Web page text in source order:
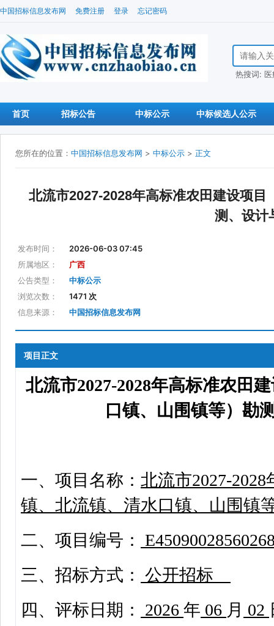
中国招标信息发布网 免费注册 登录 忘记密码
搜索招标信
热搜词:
首页 招标公告 中标公示 中标候选人公示
您所在的位置： 中国招标信息发布网 > 中标公示 > 正文
北流市2027-2028年高标准农田建设项
测、设计
发布时间：
2026-06-03 07:45
所属地区：
广西
公告类型：
中标公示
浏览次数：
1471 次
信息来源：
中国招标信息发布网
项目正文